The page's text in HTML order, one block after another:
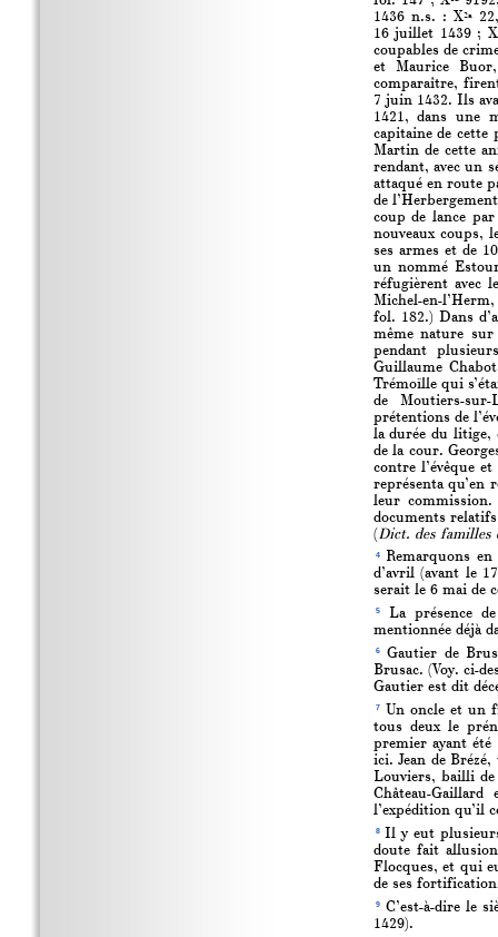
1436 n.s. : X2a
16 juillet 1439 ; X
coupables de
et Maurice
comparaître,
7 juin 1432. Ils
1421, dans une
capitaine de cette
Martin de cette
rendant, avec un
attaqué en route
de
coup de lance
nouveaux coups,
ses armes et de
un nommé
réfugièrent avec
Michel-en-
fol. 182.) Dans
même nature sur
pendant
Guillaume
Trémoïlle qui
de Moutiers-
prétentions de
la durée du litige,
de la cour.
contre l’évêque
représenta qu’en
leur
documents
( Dict. des familles
4Remarquons en
d’avril (avant le
serait le 6 mai de
5La présence de
mentionnée déjà
6Gautier de
Brusac. (Voy. ci-
Gautier est dit
7Un oncle et un
tous deux le
premier ayant été
ici. Jean de
Louviers, bailli de
Château-
l’expédition qu’il
8Il y eut plusieurs
doute fait
Flocques, et qui
de ses
9C’est-à-dire le
1429).